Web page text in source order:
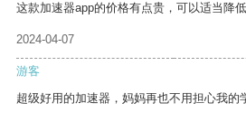
这款加速器app的价格有点贵，可以适当降
2024-04-07
游客
超级好用的加速器，妈妈再也不用担心我的